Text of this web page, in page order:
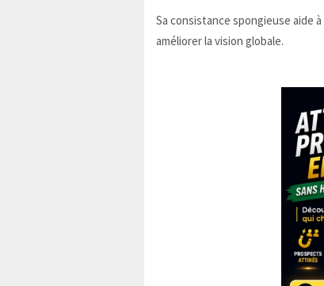
Sa consistance spongieuse aide
améliorer la vision globale.